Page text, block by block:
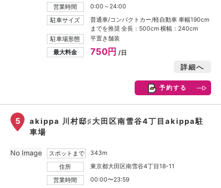
営業時間
0:00～24:00
駐車サイズ
普通車/コンパクトカー/軽自動車 車幅190cm
までを推奨 全長：500cm 横幅：240cm
駐車場形態
平置き舗装
最大料金
750円/日
詳細へ
予約する
5
akippa 川村邸♯大田区南雪谷4丁目akippa駐
車場
スポットまで
343m
住所
東京都大田区南雪谷4丁目18-11
営業時間
00:00〜23:59
No Image